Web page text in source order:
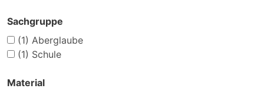
Sachgruppe
(1) Aberglaube
(1) Schule
Material